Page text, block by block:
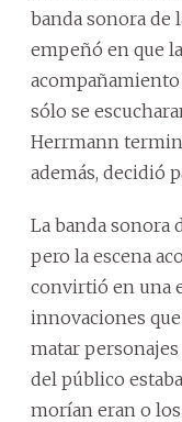
banda sonora de
empeñó en que
sólo se
Herrmann
además, decidió
La banda sonora
pero la escena
convirtió en una
innovaciones
matar
del público
morían eran o